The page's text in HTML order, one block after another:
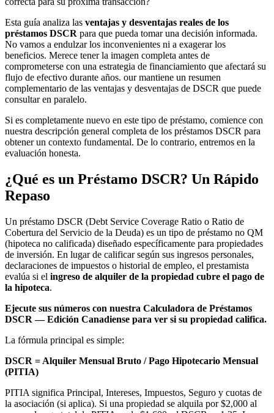
Esta guía analiza las ventajas y desventajas reales de los
préstamos DSCR para que pueda tomar una decisión informada.
No vamos a endulzar los inconvenientes ni a exagerar los
beneficios. Merece tener la imagen completa antes de
comprometerse con una estrategia de financiamiento que afectará su
flujo de efectivo durante años. our mantiene un resumen
complementario de las ventajas y desventajas de DSCR que puede
consultar en paralelo.
Si es completamente nuevo en este tipo de préstamo, comience con
nuestra descripción general completa de los préstamos DSCR para
obtener un contexto fundamental. De lo contrario, entremos en la
evaluación honesta.
¿Qué es un Préstamo DSCR? Un Rápido
Repaso
Un préstamo DSCR (Debt Service Coverage Ratio o Ratio de
Cobertura del Servicio de la Deuda) es un tipo de préstamo no QM
(hipoteca no calificada) diseñado específicamente para propiedades
de inversión. En lugar de calificar según sus ingresos personales,
declaraciones de impuestos o historial de empleo, el prestamista
evalúa si el ingreso de alquiler de la propiedad cubre el pago de
la hipoteca.
Ejecute sus números con nuestra Calculadora de Préstamos
DSCR — Edición Canadiense para ver si su propiedad califica.
La fórmula principal es simple:
DSCR = Alquiler Mensual Bruto / Pago Hipotecario Mensual
(PITIA)
PITIA significa Principal, Intereses, Impuestos, Seguro y cuotas de
la asociación (si aplica). Si una propiedad se alquila por $2,000 al